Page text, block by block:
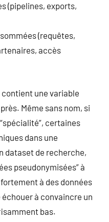
(pipelines, exports,
(requêtes,
accès
contient une variable
Même sans nom, si
certaines
dans une
dataset de recherche,
pseudonymisées” à
à des données
à convaincre un
bas.